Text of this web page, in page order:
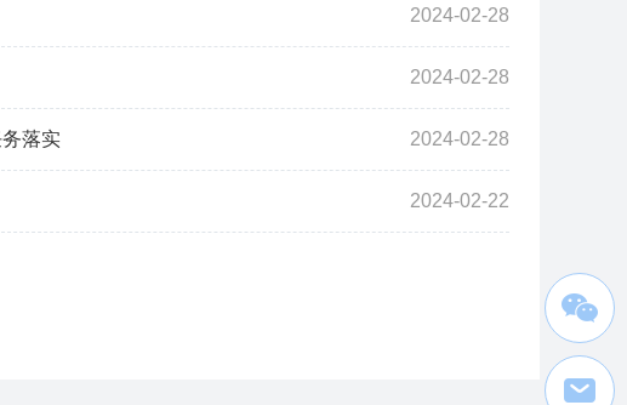
2024-02-28
2024-02-28
务落实 2024-02-28
2024-02-22